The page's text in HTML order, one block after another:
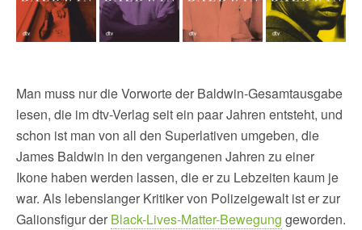
Man muss nur die Vorworte der Baldwin-Gesamtausgabe
lesen, die im dtv-Verlag seit ein paar Jahren entsteht, und
schon ist man von all den Superlativen umgeben, die
James Baldwin in den vergangenen Jahren zu einer
Ikone haben werden lassen, die er zu Lebzeiten kaum je
war. Als lebenslanger Kritiker von Polizeigewalt ist er zur
Galionsfigur der Black-Lives-Matter-Bewegung geworden.